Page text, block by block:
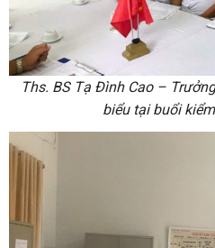
Ths. BS Tạ Đình Cao –
biểu tại buổi